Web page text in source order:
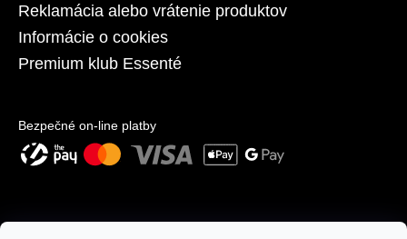
Reklamácia alebo vrátenie produktov
Informácie o cookies
Premium klub Essenté
Bezpečné on-line platby